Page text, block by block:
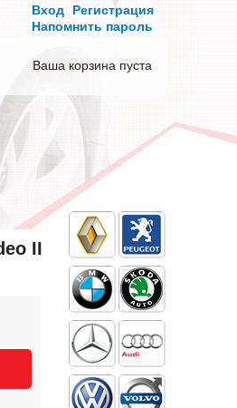
Вход
Регистрация
Напомнить пароль
Ваша корзина пуста
II